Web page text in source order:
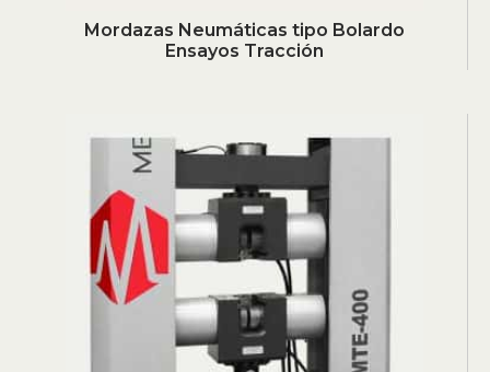
Mordazas Neumáticas tipo Bolardo
Ensayos Tracción